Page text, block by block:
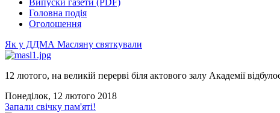
Випуски газети (PDF)
Головна подія
Оголошення
Як у ДДМА Масляну святкували
12 лютого, на великій перерві біля актового залу Академії
Понеділок, 12 лютого 2018
Запали свічку пам'яті!